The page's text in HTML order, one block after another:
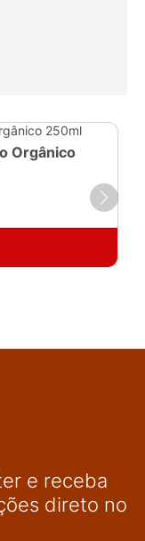
Orgânico
e receba
direto no